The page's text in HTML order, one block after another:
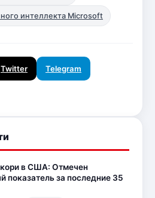
интеллекта Microsoft
Twitter Telegram
в США: Отмечен
показатель за последние 35